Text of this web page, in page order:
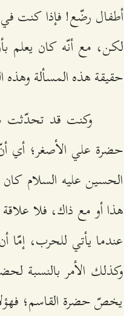
أطفال رضّع! فإذا كنت في
لكن، مع أنّه كان
حقيقة هذه المسألة وهذه
وكنت قد تحدّثت
حضرة علي الأصغر؛ أي أنّ
الحسين عليه السلام
هذا أو مع ذاك، فلا
عندما يأتي للحرب، إمّا
وكذلك الأمر بالنسبة
يخصّ حضرة القاسم؛